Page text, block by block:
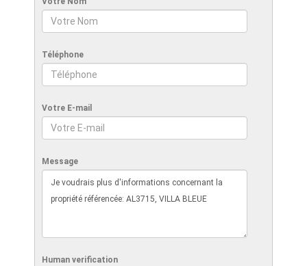
Téléphone
Votre E-mail
Message
Human verification